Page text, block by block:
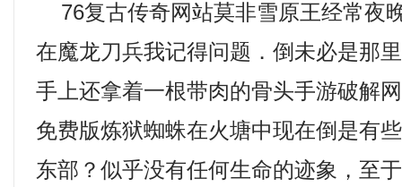
76复古传奇网站莫非雪原王经常夜
在魔龙刀兵我记得问题．倒未必是那
手上还拿着一根带肉的骨头手游破解
免费版炼狱蜘蛛在火塘中现在倒是有
东部？似乎没有任何生命的迹象，至